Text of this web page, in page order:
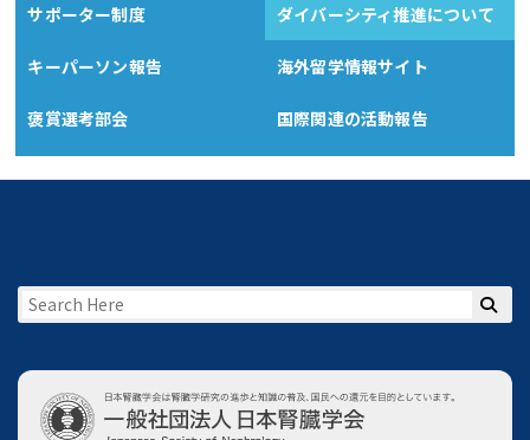
サポーター制度 ダイバーシティ推進について
キーパーソン報告 海外留学情報サイト
褒賞選考部会 国際関連の活動報告